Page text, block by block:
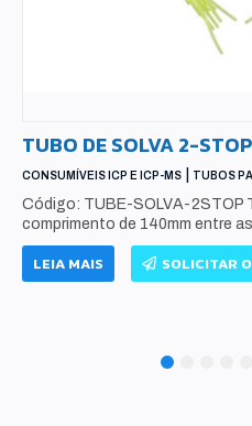
TUBO DE SOLVA 2-
CONSUMÍVEIS ICP E ICP-MS TUBOS
Código: TUBE-SOLVA-2STOP
comprimento de 140mm entre
LEIA MAIS SOLICITAR
4